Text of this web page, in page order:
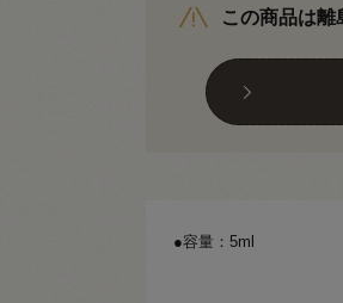
この商品は
●容量：5ml